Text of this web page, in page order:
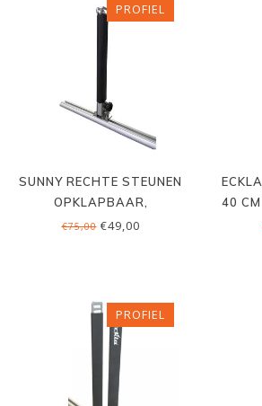
PROFIEL
SUNNY RECHTE STEUNEN
OPKLAPBAAR,
PROFIELMONTAGE, PER
€75,00€49,00
40
PROFIEL